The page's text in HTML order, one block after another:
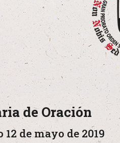
de Oración
de mayo de 2019